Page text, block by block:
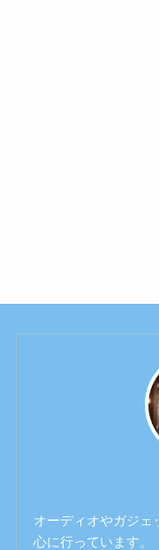
オーディオやガジェ
心に行っています。